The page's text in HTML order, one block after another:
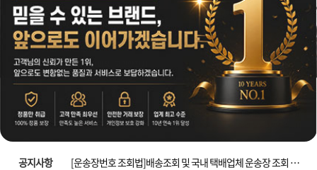
이
필
요
니
Q&A
파
워
맨
제
품
은
공지사항
입금확인이 안되는 상황을 대비해 꼭 입금후 고객센터 연락바랍니다.
[2026구정 연휴]설 연휴 배송 및 휴무 안내
[운송장번호 조회법]배송조회 및 국내 택배업체 운송장 조회 하는법